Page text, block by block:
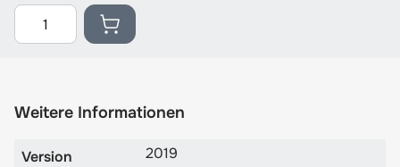
Menge
Weitere Informationen
Version 2019